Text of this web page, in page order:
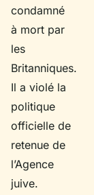
condamné
à mort par
les
Britanniques.
Il a violé la
politique
officielle de
retenue de
l’Agence
juive.